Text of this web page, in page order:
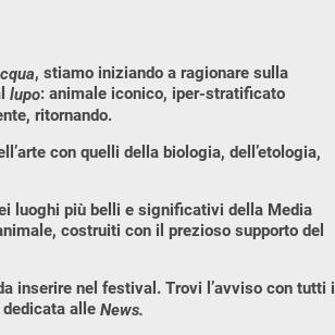
, stiamo iniziando a ragionare sulla
lupo: animale iconico, iper-stratificato
ritornando.
con quelli della biologia, dell’etologia,
luoghi più belli e significativi della Media
costruiti con il prezioso supporto del
inserire nel festival. Trovi l’avviso con tutti i
alle News.